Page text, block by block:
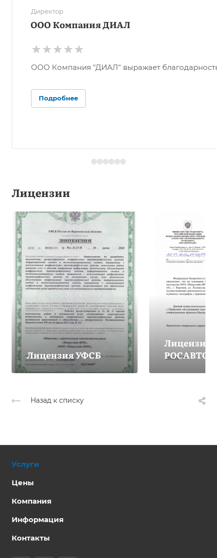
Директор
ООО Компания ДИАЛ
ООО Компания "ДИАЛ" выражает
Подробнее
Лицензии
Лицензия УФСБ
Лицензия
Назад к списку
Услуги
Цены
Компания
Информация
Контакты